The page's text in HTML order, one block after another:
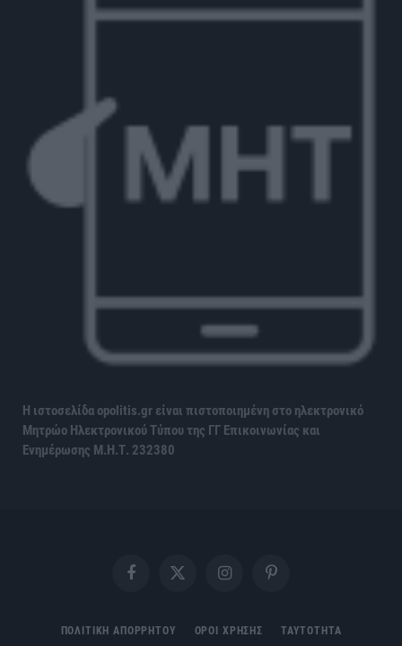
Η ιστοσελίδα opolitis.gr είναι πιστοποιημένη στο ηλεκτρονικό
Μητρώο Ηλεκτρονικού Τύπου της ΓΓ Επικοινωνίας και
Ενημέρωσης Μ.Η.Τ. 232380
FacebookX
InstagramPinterest
ΠΟΛΙΤΙΚΗ ΑΠΟΡΡΗΤΟΥ ΟΡΟΙ ΧΡΗΣΗΣ ΤΑΥΤΟΤΗΤΑ